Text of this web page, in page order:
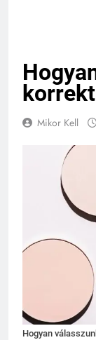
Mikor Kell
Hogyan